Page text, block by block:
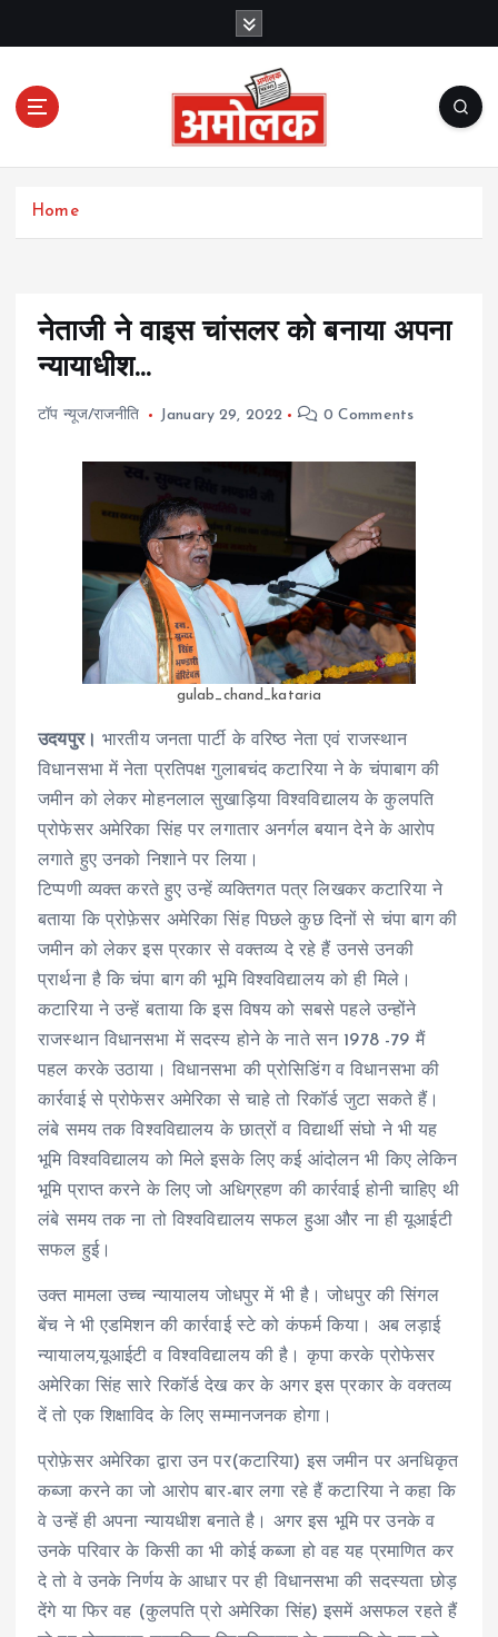
c
Amolak News
Home
नेताजी ने वाइस चांसलर को बनाया अपना
न्यायाधीश…
टॉप न्यूज/राजनीति January 29, 2022 0 Comments
gulab_chand_kataria
उदयपुर।
भारतीय जनता पार्टी के वरिष्ठ नेता एवं राजस्थान
विधानसभा में नेता प्रतिपक्ष गुलाबचंद कटारिया ने के चंपाबाग की
जमीन को लेकर मोहनलाल सुखाड़िया विश्वविद्यालय के कुलपति
प्रोफेसर अमेरिका सिंह पर लगातार अनर्गल बयान देने के आरोप
लगाते हुए उनको निशाने पर लिया।
टिप्पणी व्यक्त करते हुए उन्हें व्यक्तिगत पत्र लिखकर कटारिया ने
बताया कि प्रोफ़ेसर अमेरिका सिंह पिछले कुछ दिनों से चंपा बाग की
जमीन को लेकर इस प्रकार से वक्तव्य दे रहे हैं उनसे उनकी
प्रार्थना है कि चंपा बाग की भूमि विश्वविद्यालय को ही मिले।
कटारिया ने उन्हें बताया कि इस विषय को सबसे पहले उन्होंने
राजस्थान विधानसभा में सदस्य होने के नाते सन 1978 -79 मैं
पहल करके उठाया। विधानसभा की प्रोसिडिंग व विधानसभा की
कार्रवाई से प्रोफेसर अमेरिका से चाहे तो रिकॉर्ड जुटा सकते हैं।
लंबे समय तक विश्वविद्यालय के छात्रों व विद्यार्थी संघो ने भी यह
भूमि विश्वविद्यालय को मिले इसके लिए कई आंदोलन भी किए लेकिन
भूमि प्राप्त करने के लिए जो अधिग्रहण की कार्रवाई होनी चाहिए थी
लंबे समय तक ना तो विश्वविद्यालय सफल हुआ और ना ही यूआईटी
सफल हुई।
उक्त मामला उच्च न्यायालय जोधपुर में भी है। जोधपुर की सिंगल
बेंच ने भी एडमिशन की कार्रवाई स्टे को कंफर्म किया। अब लड़ाई
न्यायालय,यूआईटी व विश्वविद्यालय की है। कृपा करके प्रोफेसर
अमेरिका सिंह सारे रिकॉर्ड देख कर के अगर इस प्रकार के वक्तव्य
दें तो एक शिक्षाविद के लिए सम्मानजनक होगा।
प्रोफ़ेसर अमेरिका द्वारा उन पर(कटारिया) इस जमीन पर अनधिकृत
कब्जा करने का जो आरोप बार-बार लगा रहे हैं कटारिया ने कहा कि
वे उन्हें ही अपना न्यायधीश बनाते है। अगर इस भूमि पर उनके व
उनके परिवार के किसी का भी कोई कब्जा हो वह यह प्रमाणित कर
दे तो वे उनके निर्णय के आधार पर ही विधानसभा की सदस्यता छोड़
देंगे या फिर वह (कुलपति प्रो अमेरिका सिंह) इसमें असफल रहते हैं